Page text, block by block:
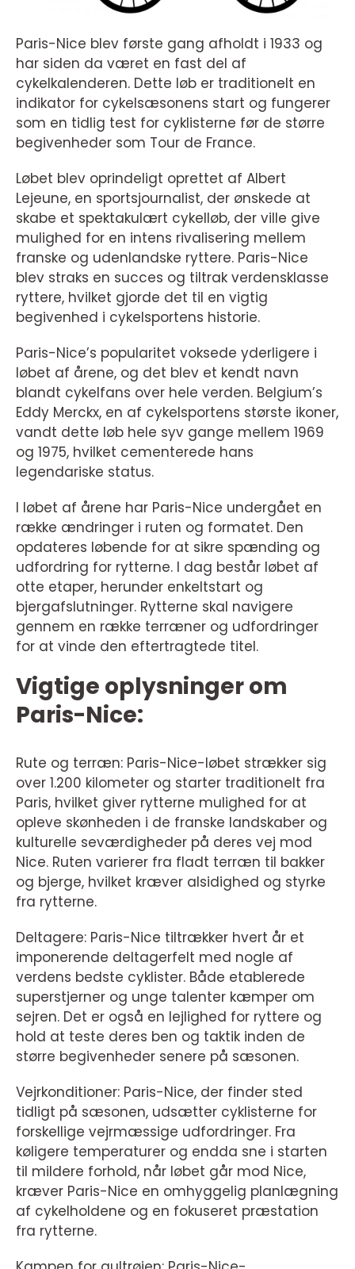
Paris-Nice blev første gang afholdt i 1933 og
har siden da været en fast del af
cykelkalenderen. Dette løb er traditionelt en
indikator for cykelsæsonens start og fungerer
som en tidlig test for cyklisterne før de større
begivenheder som Tour de France.
Løbet blev oprindeligt oprettet af Albert
Lejeune, en sportsjournalist, der ønskede at
skabe et spektakulært cykelløb, der ville give
mulighed for en intens rivalisering mellem
franske og udenlandske ryttere. Paris-Nice
blev straks en succes og tiltrak verdensklasse
ryttere, hvilket gjorde det til en vigtig
begivenhed i cykelsportens historie.
Paris-Nice’s popularitet voksede yderligere i
løbet af årene, og det blev et kendt navn
blandt cykelfans over hele verden. Belgium’s
Eddy Merckx, en af cykelsportens største ikoner,
vandt dette løb hele syv gange mellem 1969
og 1975, hvilket cementerede hans
legendariske status.
I løbet af årene har Paris-Nice undergået en
række ændringer i ruten og formatet. Den
opdateres løbende for at sikre spænding og
udfordring for rytterne. I dag består løbet af
otte etaper, herunder enkeltstart og
bjergafslutninger. Rytterne skal navigere
gennem en række terræner og udfordringer
for at vinde den eftertragtede titel.
Vigtige oplysninger om
Paris-Nice:
Rute og terræn: Paris-Nice-løbet strækker sig
over 1.200 kilometer og starter traditionelt fra
Paris, hvilket giver rytterne mulighed for at
opleve skønheden i de franske landskaber og
kulturelle seværdigheder på deres vej mod
Nice. Ruten varierer fra fladt terræn til bakker
og bjerge, hvilket kræver alsidighed og styrke
fra rytterne.
Deltagere: Paris-Nice tiltrækker hvert år et
imponerende deltagerfelt med nogle af
verdens bedste cyklister. Både etablerede
superstjerner og unge talenter kæmper om
sejren. Det er også en lejlighed for ryttere og
hold at teste deres ben og taktik inden de
større begivenheder senere på sæsonen.
Vejrkonditioner: Paris-Nice, der finder sted
tidligt på sæsonen, udsætter cyklisterne for
forskellige vejrmæssige udfordringer. Fra
køligere temperaturer og endda sne i starten
til mildere forhold, når løbet går mod Nice,
kræver Paris-Nice en omhyggelig planlægning
af cykelholdene og en fokuseret præstation
fra rytterne.